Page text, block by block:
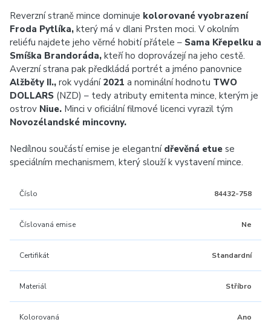
Reverzní straně mince dominuje kolorované vyobrazení
Froda Pytlíka, který má v dlani Prsten moci. V okolním
reliéfu najdete jeho věrné hobití přátele – Sama Křepelku a
Smíška Brandoráda, kteří ho doprovázejí na jeho cestě.
Averzní strana pak předkládá portrét a jméno panovnice
Alžběty II., rok vydání 2021 a nominální hodnotu TWO
DOLLARS (NZD) – tedy atributy emitenta mince, kterým je
ostrov Niue. Minci v oficiální filmové licenci vyrazil tým
Novozélandské mincovny.
Nedílnou součástí emise je elegantní dřevěná etue se
speciálním mechanismem, který slouží k vystavení mince.
Číslo 84432-758
Číslovaná emise Ne
Certifikát Standardní
Materiál Stříbro
Kolorovaná Ano